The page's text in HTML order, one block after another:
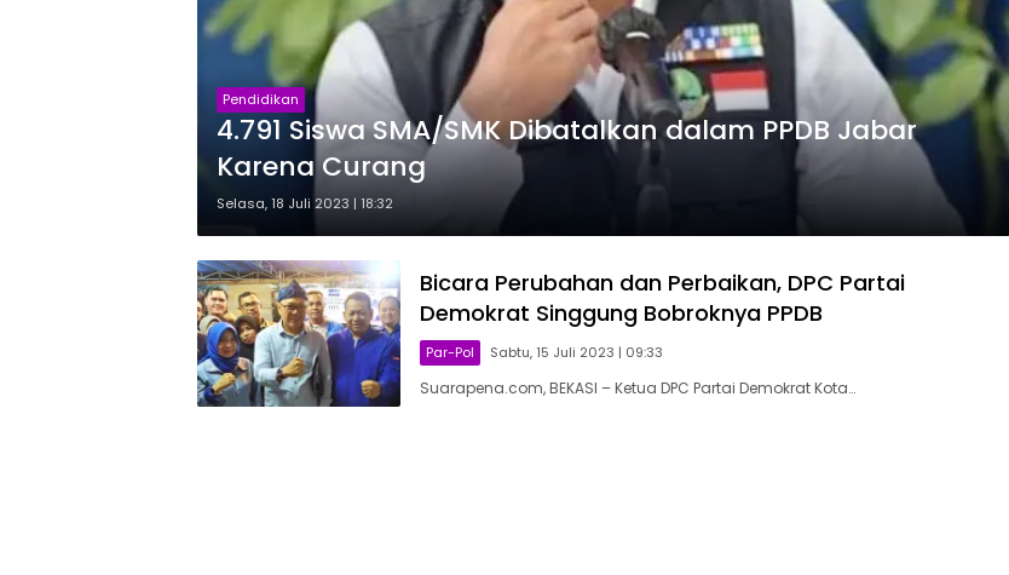
Pendidikan
4.791 Siswa SMA/SMK Dibatalkan dalam PPDB Jabar
Karena Curang
Selasa, 18 Juli 2023 | 18:32
Bicara Perubahan dan Perbaikan, DPC Partai
Demokrat Singgung Bobroknya PPDB
Par-Pol Sabtu, 15 Juli 2023 | 09:33
Suarapena.com, BEKASI – Ketua DPC Partai Demokrat Kota…